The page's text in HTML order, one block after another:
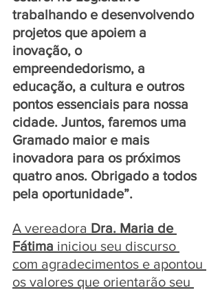
trabalhando e desenvolvendo
projetos que apoiem a
inovação, o
empreendedorismo, a
educação, a cultura e outros
pontos essenciais para nossa
cidade. Juntos, faremos uma
Gramado maior e mais
inovadora para os próximos
quatro anos. Obrigado a todos
pela oportunidade”.
A vereadora Dra. Maria de
Fátima iniciou seu discurso
com agradecimentos e apontou
os valores que orientarão seu